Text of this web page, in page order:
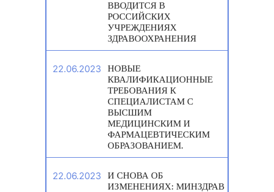
ВВОДИТСЯ В
РОССИЙСКИХ
УЧРЕЖДЕНИЯХ
ЗДРАВООХРАНЕНИЯ
22.06.2023
НОВЫЕ
КВАЛИФИКАЦИОННЫЕ
ТРЕБОВАНИЯ К
СПЕЦИАЛИСТАМ С
ВЫСШИМ
МЕДИЦИНСКИМ И
ФАРМАЦЕВТИЧЕСКИМ
ОБРАЗОВАНИЕМ.
22.06.2023
И СНОВА ОБ
ИЗМЕНЕНИЯХ: МИНЗДРАВ